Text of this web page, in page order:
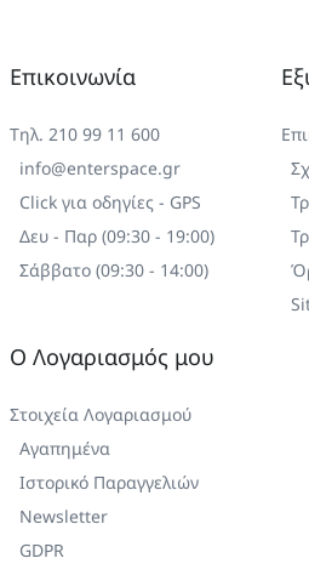
Επικοινωνία
Τηλ. 210 99 11 600
info@enterspace.gr
Click για οδηγίες - GPS
Δευ - Παρ (09:30 - 19:00)
Σάββατο (09:30 - 14:00)
Ο Λογαριασμός μου
Στοιχεία Λογαριασμού
Αγαπημένα
Ιστορικό Παραγγελιών
Newsletter
GDPR